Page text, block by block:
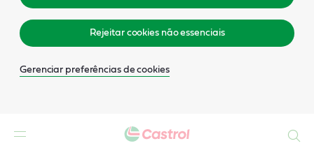
Rejeitar cookies não essenciais
Gerenciar preferências de cookies